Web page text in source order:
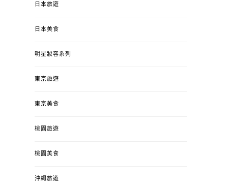
日本旅遊
日本美食
明星妝容系列
東京旅遊
東京美食
桃園旅遊
桃園美食
沖繩旅遊